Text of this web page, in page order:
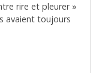
rire et pleurer »
avaient toujours